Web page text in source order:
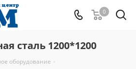
0
сталь 1200*1200
оборудование -